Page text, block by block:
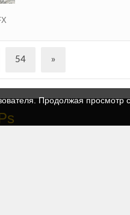
54 »
Продолжая просмотр